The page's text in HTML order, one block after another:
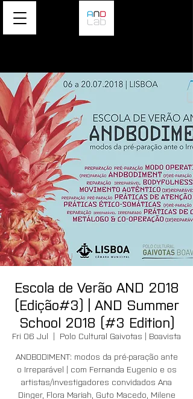
Escola de Verão AND 2018
(Edição#3) | AND Summer
School 2018 (#3 Edition)
Fri 06 Jul
  |
Polo Cultural Gaivotas | Boavista
ANDBODIMENT: modos da pré-paração ante
o Irreparável | com Fernanda Eugenio e os
artistas/investigadores convidados Ana
Dinger, Flora Mariah, Guto Macedo, Milene